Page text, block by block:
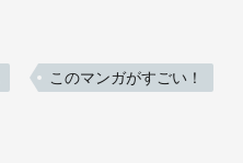
このマンガがすごい！